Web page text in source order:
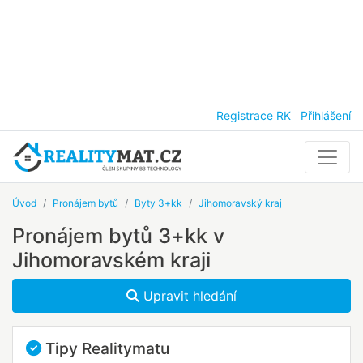
Registrace RK Přihlášení
Úvod Pronájem bytů Byty 3+kk Jihomoravský kraj
Pronájem bytů 3+kk v
Jihomoravském kraji
Upravit hledání
Tipy Realitymatu